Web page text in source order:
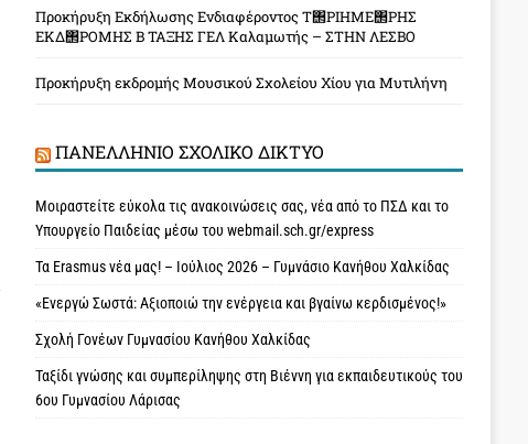
Προκήρυξη Εκδήλωσης Ενδιαφέροντος Τ΢ΡΙΗΜΕ΢ΡΗΣ
ΕΚΔ΢ΡΟΜΗΣ Β ΤΑΞΗΣ ΓΕΛ Καλαμωτής – ΣΤΗΝ ΛΕΣΒΟ
Προκήρυξη εκδρομής Μουσικού Σχολείου Χίου για Μυτιλήνη
ΠΑΝΕΛΛΉΝΙΟ ΣΧΟΛΙΚΌ ΔΊΚΤΥΟ
Μοιραστείτε εύκολα τις ανακοινώσεις σας, νέα από το ΠΣΔ και το
Υπουργείο Παιδείας μέσω του webmail.sch.gr/express
Τα Erasmus νέα μας! – Ιούλιος 2026 – Γυμνάσιο Κανήθου Χαλκίδας
«Ενεργώ Σωστά: Αξιοποιώ την ενέργεια και βγαίνω κερδισμένος!»
Σχολή Γονέων Γυμνασίου Κανήθου Χαλκίδας
Ταξίδι γνώσης και συμπερίληψης στη Βιέννη για εκπαιδευτικούς του
6ου Γυμνασίου Λάρισας